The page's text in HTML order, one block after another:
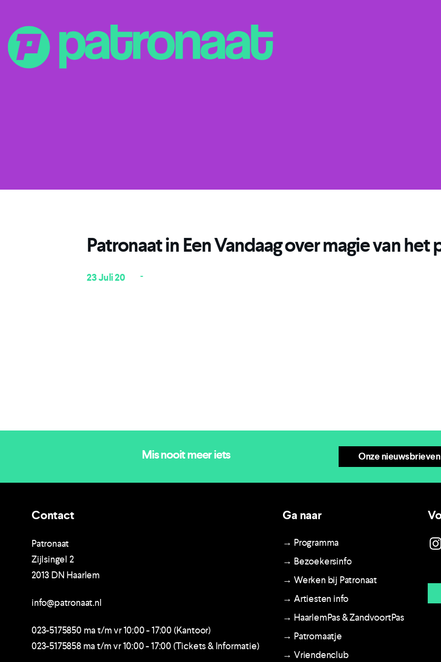
Patronaat in Een Vandaag over magie van
23 Juli 20 -
Mis nooit meer iets Onze nieuwsbrieven
Contact
Patronaat
Zijlsingel 2
2013 DN Haarlem
info@patronaat.nl
023-5175850 ma t/m vr 10:00 - 17:00 (Kantoor)
023-5175858 ma t/m vr 10:00 - 17:00 (Tickets & Informatie)
Ga naar
→ Programma
→ Bezoekersinfo
→ Werken bij Patronaat
→ Artiesten info
→ HaarlemPas & ZandvoortPas
→ Patromaatje
→ Vriendenclub